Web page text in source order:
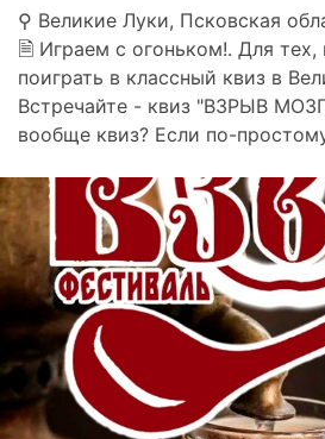
⚲ Великие Луки, Псковская
🗎 Играем с огоньком!. Для
поиграть в классный квиз в
Встречайте - квиз "ВЗРЫВ
вообще квиз? Если по-